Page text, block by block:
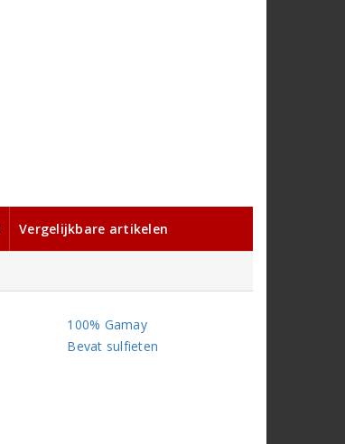
Vergelijkbare artikelen
100% Gamay
Bevat sulfieten